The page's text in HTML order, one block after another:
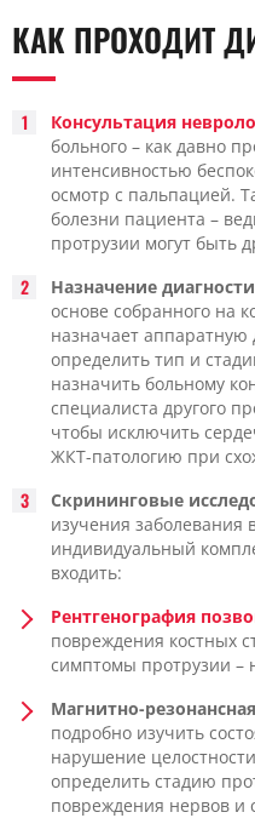
КАК ПРОХОДИТ
Консультация
больного – как давно
интенсивностью
осмотр с пальпацией.
болезни пациента –
протрузии могут быть
Назначение
основе собранного на
назначает аппаратную
определить тип и
назначить больному
специалиста другого
чтобы исключить
ЖКТ-патологию при
Скрининговые
изучения заболевания
индивидуальный
входить:
Рентгенография
повреждения костных
симптомы протрузии –
Магнитно-
подробно изучить
нарушение
определить стадию
повреждения нервов и